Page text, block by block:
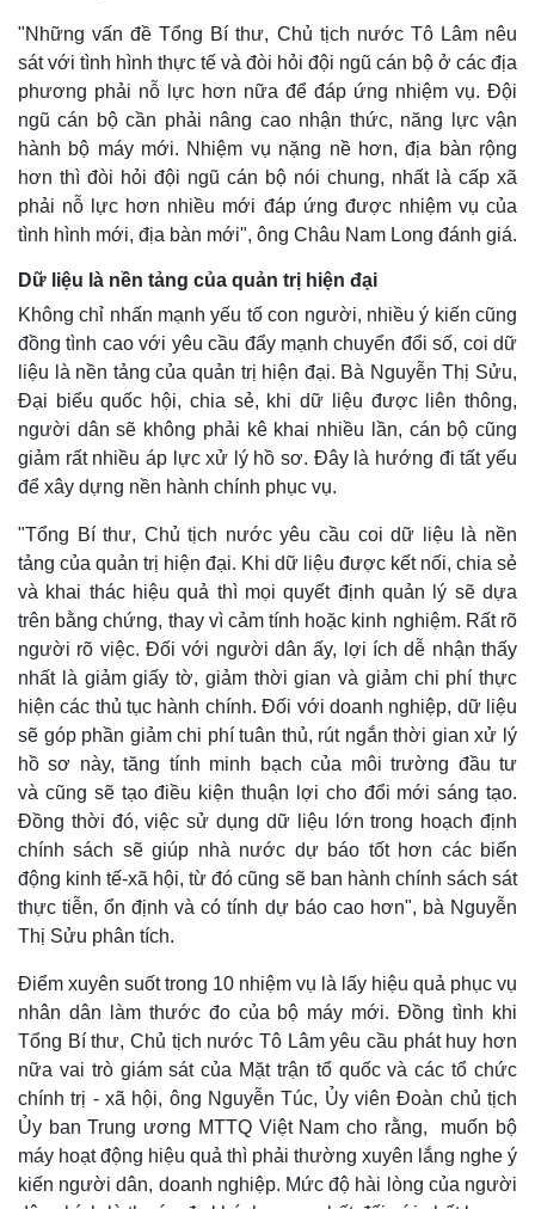
Kinh tế
Khởi nghiệp
Tiêu dùng
Tỷ giá
Chứng khoán
Giá cà phê
"Những vấn đề Tổng Bí thư, Chủ tịch nước Tô Lâm nêu
sát với tình hình thực tế và đòi hỏi đội ngũ cán bộ ở các địa
phương phải nỗ lực hơn nữa để đáp ứng nhiệm vụ. Đội
ngũ cán bộ cần phải nâng cao nhận thức, năng lực vận
hành bộ máy mới. Nhiệm vụ nặng nề hơn, địa bàn rộng
hơn thì đòi hỏi đội ngũ cán bộ nói chung, nhất là cấp xã
phải nỗ lực hơn nhiều mới đáp ứng được nhiệm vụ của
tình hình mới, địa bàn mới", ông Châu Nam Long đánh giá.
Dữ liệu là nền tảng của quản trị hiện đại
Không chỉ nhấn mạnh yếu tố con người, nhiều ý kiến cũng
đồng tình cao với yêu cầu đẩy mạnh chuyển đổi số, coi dữ
liệu là nền tảng của quản trị hiện đại. Bà Nguyễn Thị Sửu,
Đại biểu quốc hội, chia sẻ, khi dữ liệu được liên thông,
người dân sẽ không phải kê khai nhiều lần, cán bộ cũng
giảm rất nhiều áp lực xử lý hồ sơ. Đây là hướng đi tất yếu
để xây dựng nền hành chính phục vụ.
"Tổng Bí thư, Chủ tịch nước yêu cầu coi dữ liệu là nền
tảng của quản trị hiện đại. Khi dữ liệu được kết nối, chia sẻ
và khai thác hiệu quả thì mọi quyết định quản lý sẽ dựa
trên bằng chứng, thay vì cảm tính hoặc kinh nghiệm. Rất rõ
người rõ việc. Đối với người dân ấy, lợi ích dễ nhận thấy
nhất là giảm giấy tờ, giảm thời gian và giảm chi phí thực
hiện các thủ tục hành chính. Đối với doanh nghiệp, dữ liệu
sẽ góp phần giảm chi phí tuân thủ, rút ngắn thời gian xử lý
hồ sơ này, tăng tính minh bạch của môi trường đầu tư
và cũng sẽ tạo điều kiện thuận lợi cho đổi mới sáng tạo.
Đồng thời đó, việc sử dụng dữ liệu lớn trong hoạch định
chính sách sẽ giúp nhà nước dự báo tốt hơn các biến
động kinh tế-xã hội, từ đó cũng sẽ ban hành chính sách sát
thực tiễn, ổn định và có tính dự báo cao hơn", bà Nguyễn
Thị Sửu phân tích.
Điểm xuyên suốt trong 10 nhiệm vụ là lấy hiệu quả phục vụ
nhân dân làm thước đo của bộ máy mới. Đồng tình khi
Tổng Bí thư, Chủ tịch nước Tô Lâm yêu cầu phát huy hơn
nữa vai trò giám sát của Mặt trận tổ quốc và các tổ chức
chính trị - xã hội, ông Nguyễn Túc, Ủy viên Đoàn chủ tịch
Ủy ban Trung ương MTTQ Việt Nam cho rằng, muốn bộ
máy hoạt động hiệu quả thì phải thường xuyên lắng nghe ý
kiến người dân, doanh nghiệp. Mức độ hài lòng của người